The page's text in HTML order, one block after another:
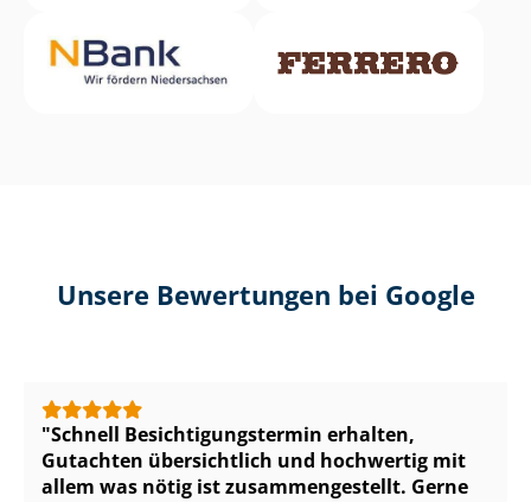
Unsere Bewertungen bei Google
Schnell Be­sich­ti­gungs­ter­min erhalten,
Gutachten übersichtlich und hochwertig mit
allem was nötig ist zu­sam­men­ge­stellt. Gerne